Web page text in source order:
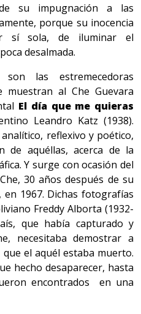
su impugnación a las
porque su inocencia
sí sola, de iluminar el
desalmada.
las estremecedoras
muestran al Che Guevara
El día que me quieras
Leandro Katz (1938).
reflexivo y poético,
de aquéllas, acerca de la
Y surge con ocasión del
30 años después de su
en 1967. Dichas fotografías
Freddy Alborta (1932-
que había capturado y
necesitaba demostrar a
el aquél estaba muerto.
hecho desaparecer, hasta
encontrados en una